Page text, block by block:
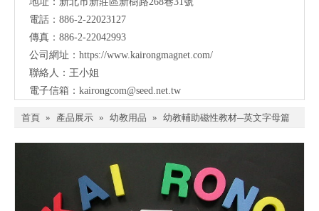
電話：886-2-22023127
傳真：886-2-22042993
公司網址： https://www.kairongmagnet.com/
聯絡人：王小姐
電子信箱： kairongcom@seed.net.tw
首頁 » 產品展示 » 幼教用品 » 幼教輔助磁性教材─英文字母篇